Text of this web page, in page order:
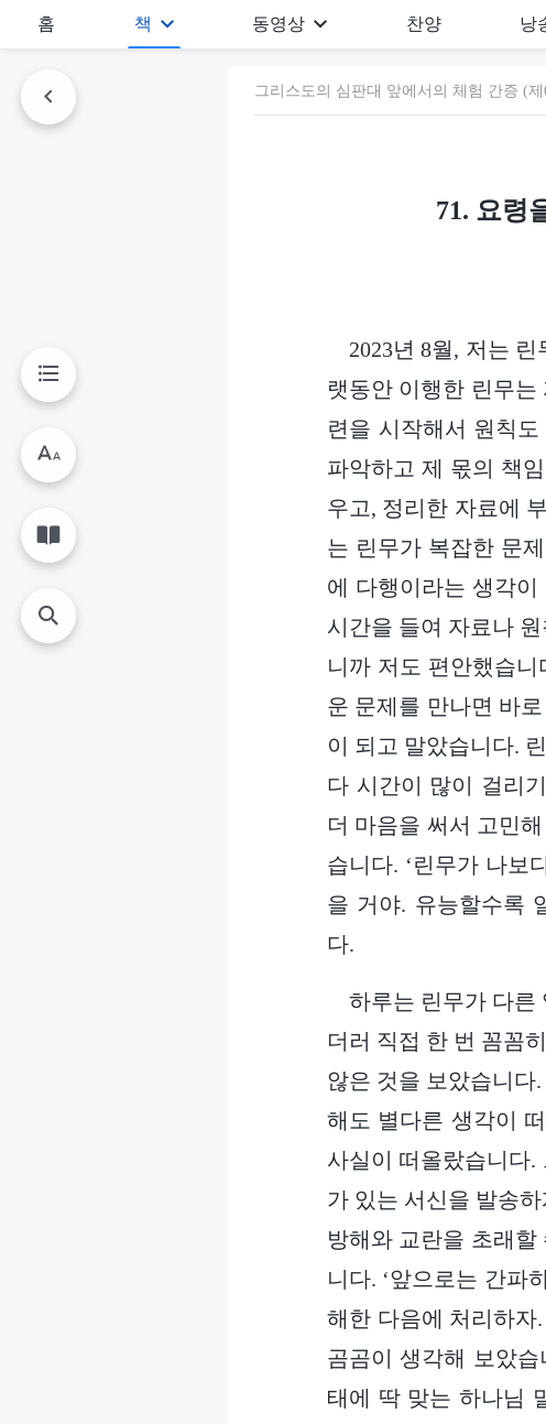
홈 책 동영상 찬양 낭
그리스도의 심판대 앞에서의 체험 간증 (제
71. 요령
2023년 8월, 저는
랫동안 이행한 린무
련을 시작해서 원칙
파악하고 제 몫의 책
우고, 정리한 자료에
는 린무가 복잡한 문
에 다행이라는 생각
시간을 들여 자료나
니까 저도 편안했습
운 문제를 만나면 바
이 되고 말았습니다.
다 시간이 많이 걸리
더 마음을 써서 고민
습니다. ‘린무가 나보
을 거야. 유능할수록
다.
하루는 린무가 다른
더러 직접 한 번 꼼꼼
않은 것을 보았습니다
해도 별다른 생각이
사실이 떠올랐습니다.
가 있는 서신을 발송
방해와 교란을 초래할
니다. ‘앞으로는 간파
해한 다음에 처리하자
곰곰이 생각해 보았
태에 딱 맞는 하나님